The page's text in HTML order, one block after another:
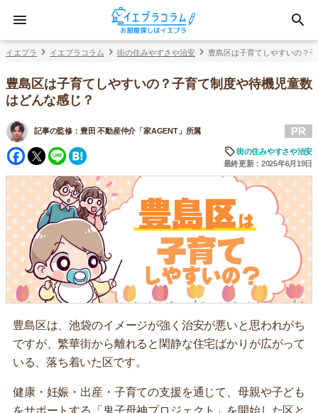
イエプラ イエプラコラム 街の住みやすさや治安 豊島区は子育てしやすいの？
豊島区は子育てしやすいの？子育て制度や待機児童数
はどんな感じ？
記事の監修： 豊田 不動産仲介「家AGENT」所属
Facebook
Twitter
Line
PR
街の住みやすさや治安
最終更新：2025年6月19日
豊島区は、池袋のイメージが強く治安が悪いと思われがち
ですが、繁華街から離れると閑静な住宅ばかりが広がって
いる、落ち着いた区です。
健康・妊娠・出産・子育ての支援を通じて、母親や子ども
をサポートする「鬼子母神プロジェクト」を開始した区と